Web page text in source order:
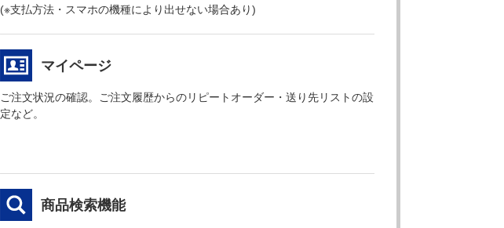
(※支払方法・スマホの機種により出せない場合あり)
マイページ
ご注文状況の確認。ご注文履歴からのリピートオーダー・送り先リストの設
定など。
商品検索機能